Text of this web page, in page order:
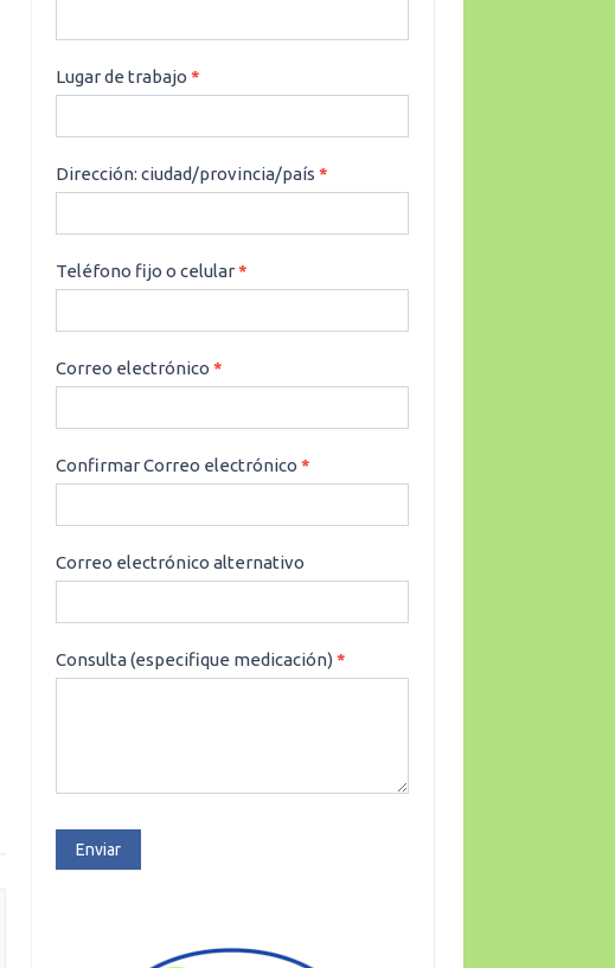
Lugar de trabajo*
Dirección: ciudad/provincia/país*
Teléfono fijo o celular*
Correo electrónico*
Confirmar Correo electrónico*
Correo electrónico alternativo
Consulta (especifique medicación)*
Enviar